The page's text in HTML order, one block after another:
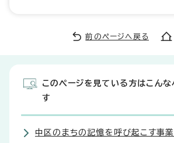
前のページへ戻る
このページを見ている方はこんな
す
中区のまちの記憶を呼び起こす事